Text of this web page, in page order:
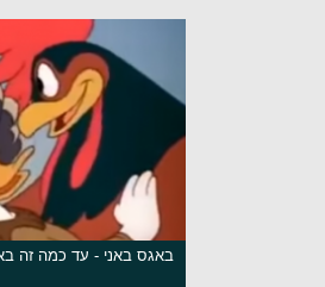
באגס באני - עד כמה זה